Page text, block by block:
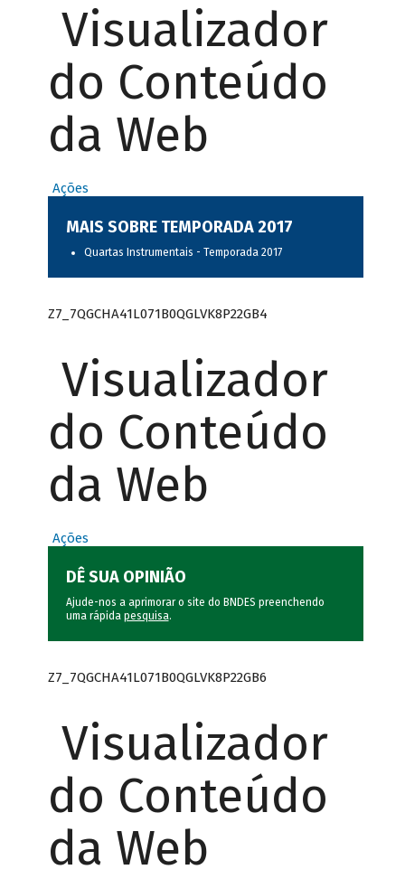
Visualizador
do Conteúdo
da Web
Ações
MAIS SOBRE TEMPORADA 2017
Quartas Instrumentais - Temporada 2017
Z7_7QGCHA41L071B0QGLVK8P22GB4
Visualizador
do Conteúdo
da Web
Ações
DÊ SUA OPINIÃO
Ajude-nos a aprimorar o site do BNDES preenchendo
uma rápida pesquisa.
Z7_7QGCHA41L071B0QGLVK8P22GB6
Visualizador
do Conteúdo
da Web